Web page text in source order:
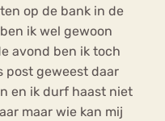
op de bank in de
ik wel gewoon
avond ben ik toch
post geweest daar
en ik durf haast niet
maar wie kan mij